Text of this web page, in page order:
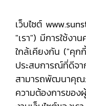
เว็บไซต์
"เรา") มีการใช้งา
ใกล้เคียงกัน ("คุก
ประสบการณ์ที่ดีจา
สามารถพัฒนาคุณ
ความต้องการของ